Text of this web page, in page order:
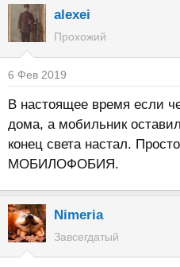
alexei
Прохожий
6 Фев 2019
В настоящее время если
дома, а мобильник
конец света настал.
МОБИЛОФОБИЯ.
Nimeria
Завсегдатый